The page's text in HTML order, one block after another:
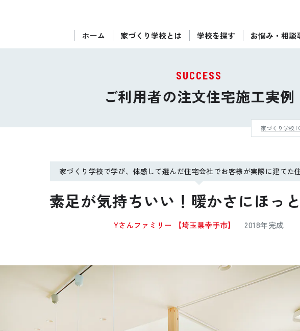
ホーム 家づくり学校とは 学校を探す お悩み・相談
ぴったりの住宅会社をご提案
後悔しない家づくりをレクチャー
セミナーをみる
ご利用は無料！全国20校
お近くの学校を探す
SUCCESS
ご利用者の注文住宅施工実例
家づくり学校
家づくり学校で学び、体感して選んだ住宅会社でお客様が実際に建てた
素足が気持ちいい！暖かさにほっ
Yさんファミリー 【埼玉県幸手市】 2018年完成